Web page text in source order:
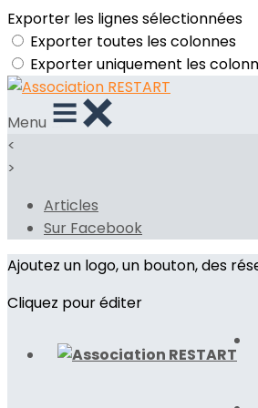
Exporter les lignes sélectionnées
Exporter toutes les colonnes
Exporter uniquement les
Menu
<
>
Articles
Sur Facebook
Ajoutez un logo, un bouton, des
Cliquez pour éditer